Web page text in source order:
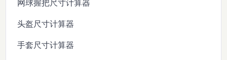
网球握把尺寸计算器
头盔尺寸计算器
手套尺寸计算器